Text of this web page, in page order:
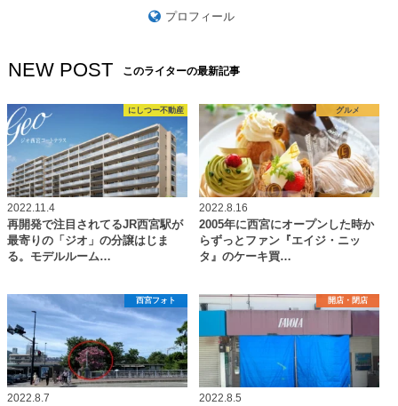
プロフィール
NEW POST このライターの最新記事
にしつー不動産
2022.11.4
再開発で注目されてるJR西宮駅が
最寄りの「ジオ」の分譲はじま
る。モデルルーム…
グルメ
2022.8.16
2005年に西宮にオープンした時か
らずっとファン『エイジ・ニッ
タ』のケーキ買…
西宮フォト
2022.8.7
開店・閉店
2022.8.5